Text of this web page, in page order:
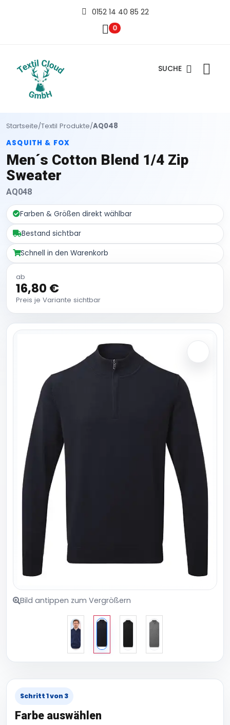
0152 14 40 85 22
0
SUCHE
Startseite/Textil Produkte/AQ048
ASQUITH & FOX
Men´s Cotton Blend 1/4 Zip
Sweater
AQ048
Farben & Größen direkt wählbar
Bestand sichtbar
Schnell in den Warenkorb
ab
16,80 €
Preis je Variante sichtbar
Bild antippen zum Vergrößern
Schritt 1 von 3
Farbe auswählen